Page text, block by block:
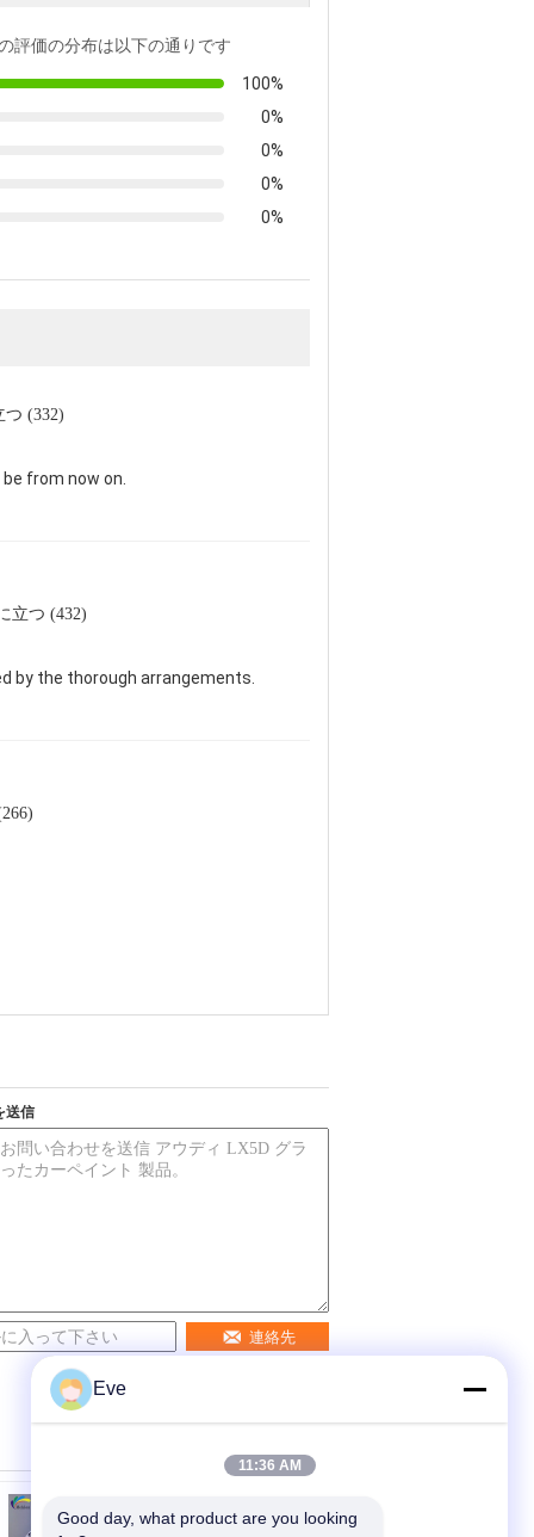
評価の分布は以下の通りです
100%
0%
0%
0%
0%
つ (332)
from now on.
立つ (432)
by the thorough arrangements.
送信
連絡先
Eve
11:36 AM
Good day, what product are you looking